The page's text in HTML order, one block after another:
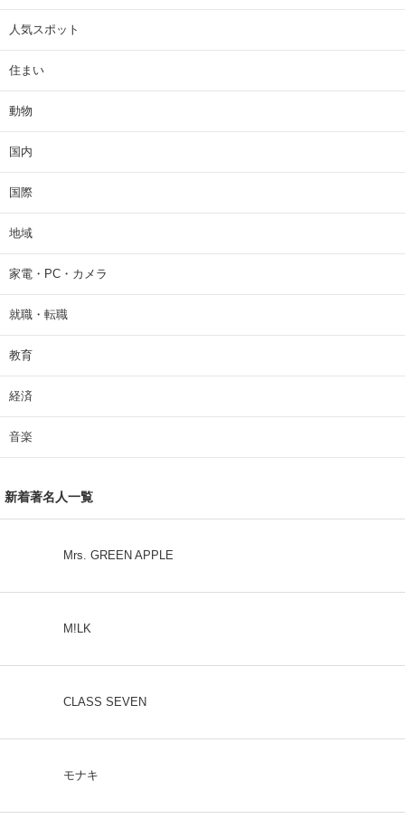
人気スポット
住まい
動物
国内
国際
地域
家電・PC・カメラ
就職・転職
教育
経済
音楽
新着著名人一覧
Mrs. GREEN APPLE
M!LK
CLASS SEVEN
モナキ